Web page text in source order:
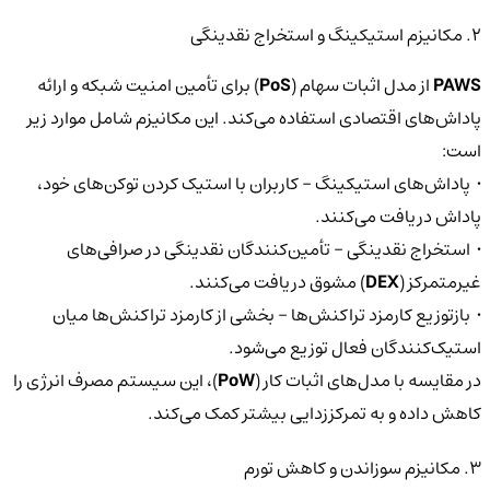
PAWSاز مدل اثبات سهام (PoS) برای تأمین امنیت شبکه و ارائه
پاداش‌های اقتصادی استفاده می‌کند. این مکانیزم شامل موارد زیر
است:
• پاداش‌های استیکینگ – کاربران با استیک کردن توکن‌های خود،
پاداش دریافت می‌کنند.
• استخراج نقدینگی – تأمین‌کنندگان نقدینگی در صرافی‌های
غیرمتمرکز (DEX) مشوق دریافت می‌کنند.
• بازتوزیع کارمزد تراکنش‌ها – بخشی از کارمزد تراکنش‌ها میان
استیک‌کنندگان فعال توزیع می‌شود.
در مقایسه با مدل‌های اثبات کار (PoW)، این سیستم مصرف انرژی را
کاهش داده و به تمرکززدایی بیشتر کمک می‌کند.
۳. مکانیزم سوزاندن و کاهش تورم